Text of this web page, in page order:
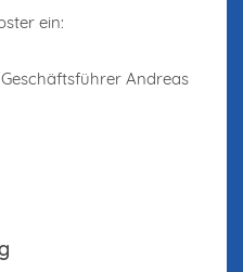
ein:
Andreas